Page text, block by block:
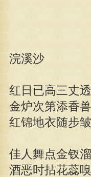
浣溪沙
红日已高三丈透
金炉次第添香兽
红锦地衣随步皱
佳人舞点金钗溜
酒恶时拈花蕊嗅